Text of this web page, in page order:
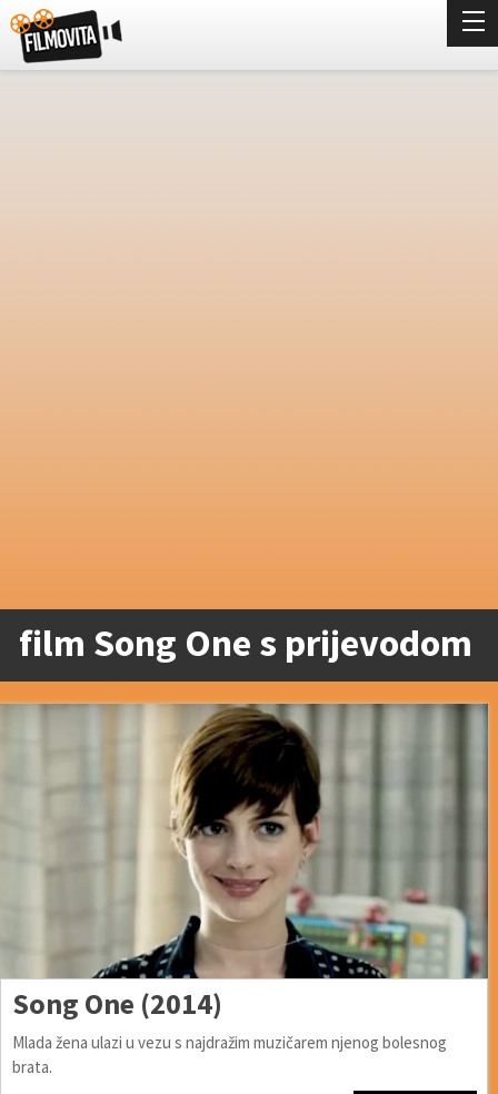
film Song One s prijevodom
Song One (2014)
Mlada žena ulazi u vezu s najdražim muzičarem njenog bolesnog
brata.